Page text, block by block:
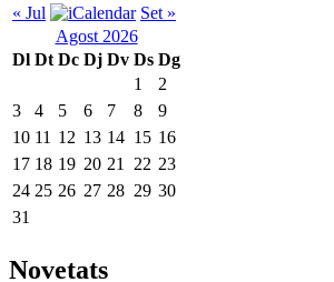
« Jul
Set »
Agost 2026
Dl Dt Dc Dj Dv Ds Dg
1
2
3
4 5 6 7 8
9
10 11 12 13 14 15 16
17 18 19 20 21 22 23
24 25 26 27 28 29 30
31
Novetats